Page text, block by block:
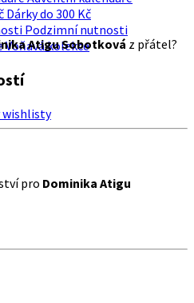
Dárky do 300 Kč
Podzimní nutnosti
Voňavá kolekce
wishlisty
Atigu Sobotková z přátel?
pro Dominika Atigu